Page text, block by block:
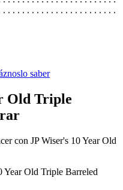
. . . . . . . . . . . . . . . . . . . . . . .
saber
Old Triple
con JP Wiser's 10 Year Old
Year Old Triple Barreled